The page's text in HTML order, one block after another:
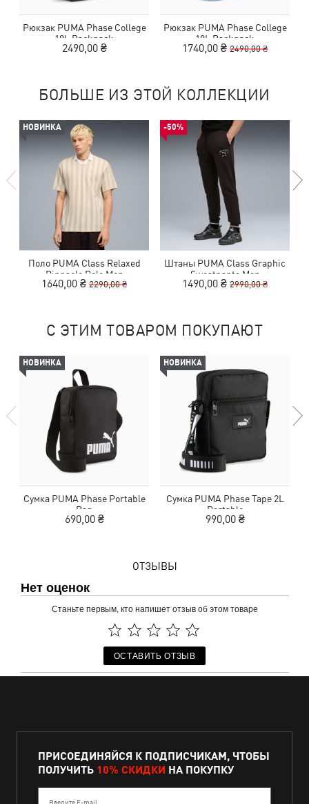
Рюкзак PUMA Phase College
18L Backpack
2490,00 ₴
Рюкзак PUMA Phase College
18L Backpack
1740,00 ₴ 2490,00 ₴
БОЛЬШЕ ИЗ ЭТОЙ КОЛЛЕКЦИИ
НОВИНКА
Поло PUMA Class Relaxed
Pinnacle Polo Men
1640,00 ₴ 2290,00 ₴
-50%
Штаны PUMA Class Graphic
Sweatpants Men
1490,00 ₴ 2990,00 ₴
С ЭТИМ ТОВАРОМ ПОКУПАЮТ
НОВИНКА
Сумка PUMA Phase Portable
Bag
690,00 ₴
НОВИНКА
Сумка PUMA Phase Tape 2L
Portable
990,00 ₴
ОТЗЫВЫ
Нет оценок
Станьте первым, кто напишет отзыв об этом товаре
ОСТАВИТЬ ОТЗЫВ
ПРИСОЕДИНЯЙСЯ К ПОДПИСЧИКАМ, ЧТОБЫ
ПОЛУЧИТЬ 10% СКИДКИ НА ПОКУПКУ
Введите E-mail